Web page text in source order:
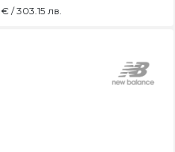
€ / 303.15 лв.